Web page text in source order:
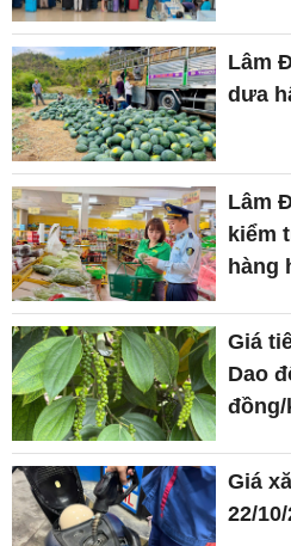
Lâm
dưa
Lâm
kiểm
hàng
Giá
Dao
đồng/
Giá
22/